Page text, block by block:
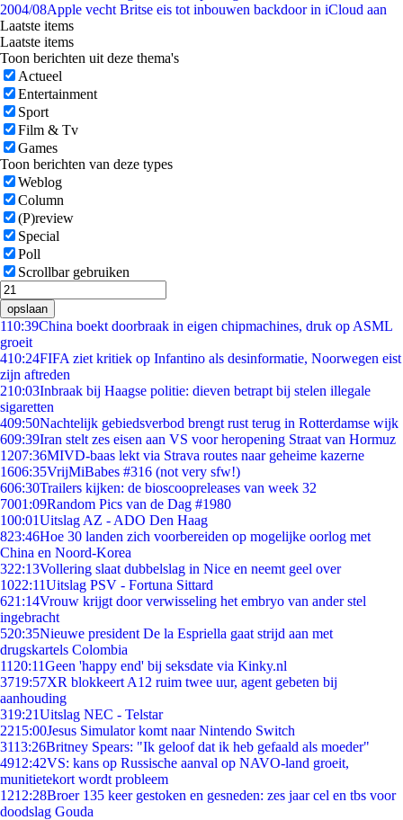
2004/08Apple vecht Britse eis tot inbouwen backdoor in iCloud aan
Laatste items
Laatste items
Toon berichten uit deze thema's
Actueel
Entertainment
Sport
Film & Tv
Games
Toon berichten van deze types
Weblog
Column
(P)review
Special
Poll
Scrollbar gebruiken
opslaan
110:39China boekt doorbraak in eigen chipmachines, druk op ASML
groeit
410:24FIFA ziet kritiek op Infantino als desinformatie, Noorwegen eist
zijn aftreden
210:03Inbraak bij Haagse politie: dieven betrapt bij stelen illegale
sigaretten
409:50Nachtelijk gebiedsverbod brengt rust terug in Rotterdamse wijk
609:39Iran stelt zes eisen aan VS voor heropening Straat van Hormuz
1207:36MIVD-baas lekt via Strava routes naar geheime kazerne
1606:35VrijMiBabes #316 (not very sfw!)
606:30Trailers kijken: de bioscoopreleases van week 32
7001:09Random Pics van de Dag #1980
100:01Uitslag AZ - ADO Den Haag
823:46Hoe 30 landen zich voorbereiden op mogelijke oorlog met
China en Noord-Korea
322:13Vollering slaat dubbelslag in Nice en neemt geel over
1022:11Uitslag PSV - Fortuna Sittard
621:14Vrouw krijgt door verwisseling het embryo van ander stel
ingebracht
520:35Nieuwe president De la Espriella gaat strijd aan met
drugskartels Colombia
11 20:11Geen 'happy end' bij seksdate via Kinky.nl
3719:57XR blokkeert A12 ruim twee uur, agent gebeten bij
aanhouding
319:21Uitslag NEC - Telstar
2215:00Jesus Simulator komt naar Nintendo Switch
3113:26Britney Spears: "Ik geloof dat ik heb gefaald als moeder"
4912:42VS: kans op Russische aanval op NAVO-land groeit,
munitietekort wordt probleem
1212:28Broer 135 keer gestoken en gesneden: zes jaar cel en tbs voor
doodslag Gouda